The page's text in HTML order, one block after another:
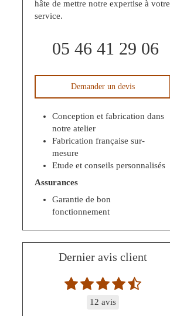
hâte de mettre notre expertise à votre
service.
05 46 41 29 06
Demander un devis
Conception et fabrication dans
notre atelier
Fabrication française sur-
mesure
Etude et conseils personnalisés
Assurances
Garantie de bon
fonctionnement
Dernier avis client
12 avis